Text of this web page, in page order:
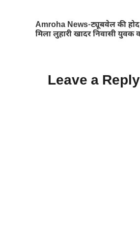
Amroha News-ट्यूबवेल की
मिला लुहारी खादर निवासी युवक
Leave a Reply